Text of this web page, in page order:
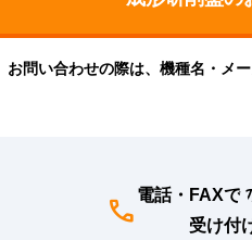
お問い合わせの際は、機種名・メ
電話・FAXで
受け付